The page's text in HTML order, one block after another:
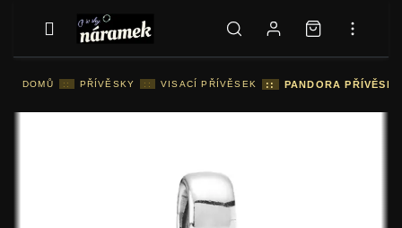
DOMŮ :: PŘÍVĚSKY :: VISACÍ PŘÍVĚSEK :: PANDORA